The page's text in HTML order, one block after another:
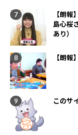
【朗
島心桜
あり）
【朗
このサ